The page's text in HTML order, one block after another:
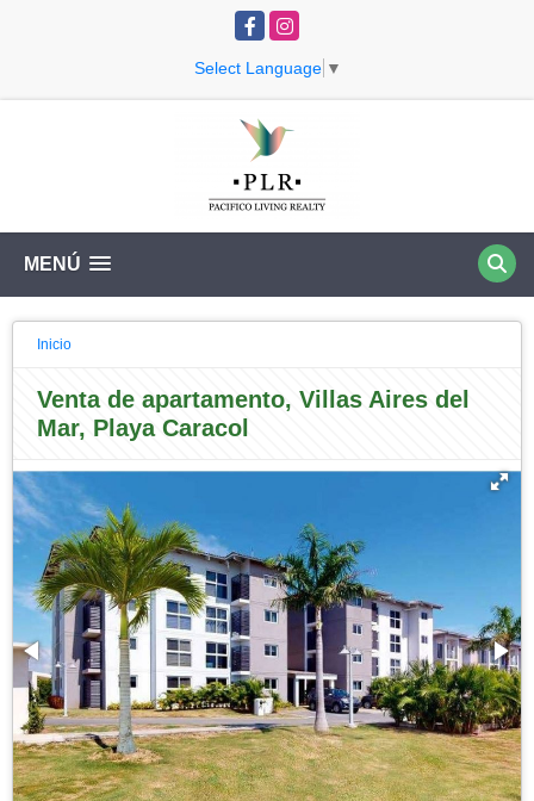
FacebookInstagram
Select Language ▼
MENÚ
Inicio
Venta de apartamento, Villas Aires del
Mar, Playa Caracol